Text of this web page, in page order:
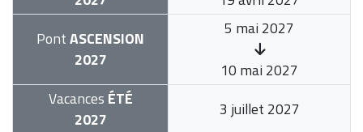
PontASCENSION
2027
5 mai 2027
10 mai 2027
Vacances ÉTÉ
2027
3 juillet 2027